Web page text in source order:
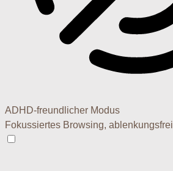
ADHD-freundlicher Modus
Fokussiertes Browsing, ablenkungsfrei